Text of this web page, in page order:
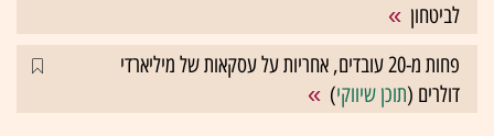
לביטחון
פחות מ-20 עובדים, אחריות על עסקאות של מיליארדי
דולרים (תוכן שיווקי)